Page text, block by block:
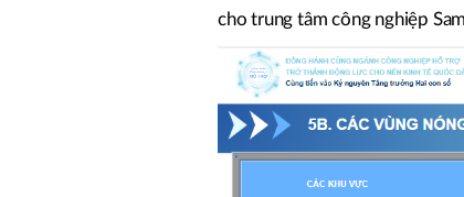
cho trung tâm công nghiệp